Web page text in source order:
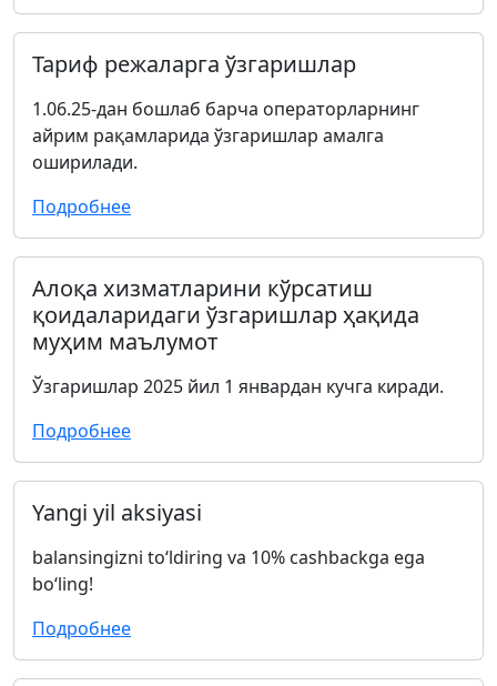
Тариф режаларга ўзгаришлар
1.06.25-дан бошлаб барча операторларнинг
айрим рақамларида ўзгаришлар амалга
оширилади.
Подробнее
Алоқа хизматларини кўрсатиш
қоидаларидаги ўзгаришлар ҳақида
муҳим маълумот
Ўзгаришлар 2025 йил 1 январдан кучга киради.
Подробнее
Yangi yil aksiyasi
balansingizni to‘ldiring va 10% cashbackga ega
bo‘ling!
Подробнее